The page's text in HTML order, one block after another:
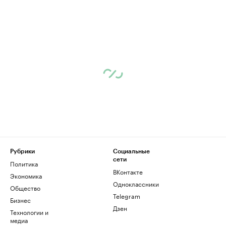
Рубрики
Политика
Экономика
Общество
Бизнес
Технологии и
медиа
Социальные
сети
ВКонтакте
Одноклассники
Telegram
Дзен